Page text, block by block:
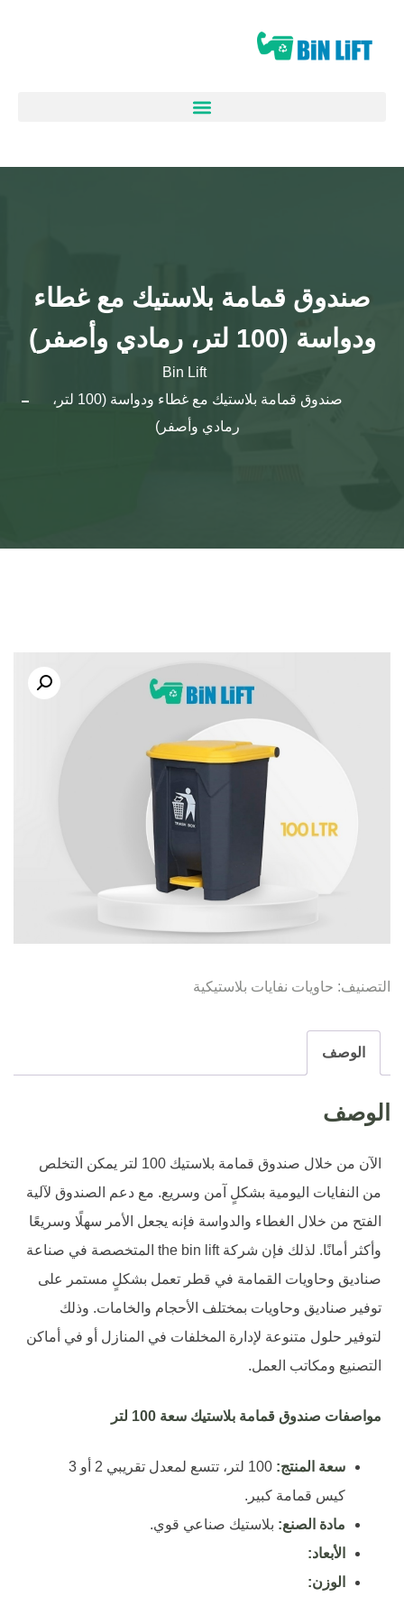
صندوق قمامة بلاستيك مع غطاء
ودواسة (100 لتر، رمادي وأصفر)
Bin Lift
صندوق قمامة بلاستيك مع غطاء ودواسة (100 لتر،
رمادي وأصفر)
التصنيف: حاويات نفايات بلاستيكية
الوصف
الوصف
الآن من خلال صندوق قمامة بلاستيك 100 لتر يمكن التخلص
من النفايات اليومية بشكلٍ آمن وسريع. مع دعم الصندوق لآلية
الفتح من خلال الغطاء والدواسة فإنه يجعل الأمر سهلًا وسريعًا
وأكثر أمانًا. لذلك فإن شركة the bin lift المتخصصة في صناعة
صناديق وحاويات القمامة في قطر تعمل بشكلٍ مستمر على
توفير صناديق وحاويات بمختلف الأحجام والخامات. وذلك
لتوفير حلول متنوعة لإدارة المخلفات في المنازل أو في أماكن
التصنيع ومكاتب العمل.
مواصفات صندوق قمامة بلاستيك سعة 100 لتر
سعة المنتج:
100 لتر، تتسع لمعدل تقريبي 2 أو 3
كيس قمامة كبير.
مادة الصنع: بلاستيك صناعي قوي.
الأبعاد:
الوزن: